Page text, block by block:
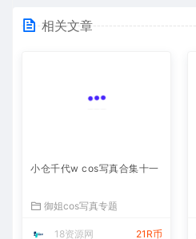
相关文章
小仓千代w cos写真合集十一
御姐cos写真专题
18资源网 21R币